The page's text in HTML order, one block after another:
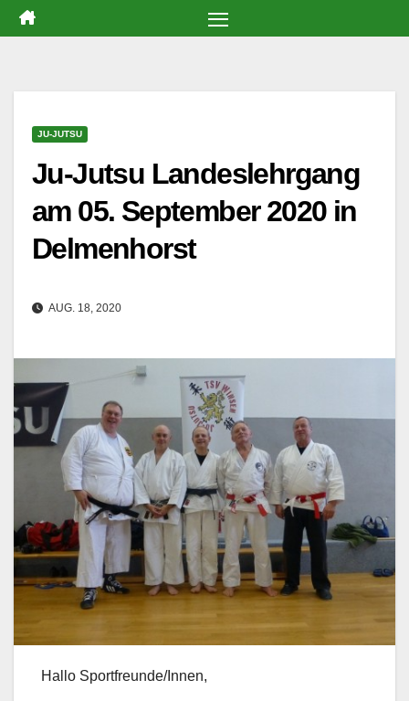
Zum
Inhalt
JU-JUTSU
Ju-Jutsu Landeslehrgang
am 05. September 2020 in
Delmenhorst
AUG. 18, 2020
Hallo Sportfreunde/Innen,